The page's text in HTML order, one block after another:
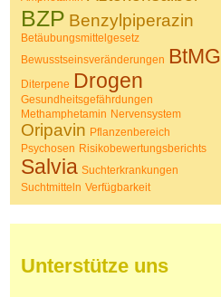
Kokain
Lachgas
Marihuana
Medikamente
Meskalin
Metamphetamin
Methadon
Morphin
Muskatnuss
Nikotin
Opium
Pilze
Psychopharmaka
Schlafmittel
BZP Benzylpiperazin
Betäubungsmittelgesetz
Bewusstseinsveränderungen BtMG
Diterpene Drogen
Gesundheitsgefährdungen
Methamphetamin Nervensystem
Oripavin Pflanzenbereich
Psychosen Risikobewertungsberichts
Salvia Suchterkrankungen
Suchtmitteln Verfügbarkeit
Unterstütze uns